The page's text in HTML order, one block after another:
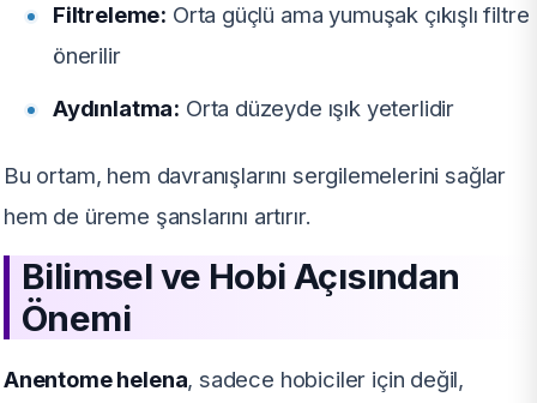
Filtreleme: Orta güçlü ama yumuşak çıkışlı filtre
önerilir
Aydınlatma: Orta düzeyde ışık yeterlidir
Bu ortam, hem davranışlarını sergilemelerini sağlar
hem de üreme şanslarını artırır.
Bilimsel ve Hobi Açısından
Önemi
Anentome helena, sadece hobiciler için değil,